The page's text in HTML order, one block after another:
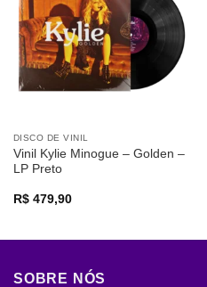
DISCO DE VINIL
Vinil Kylie Minogue – Golden –
LP Preto
R$479,90
SOBRE NÓS